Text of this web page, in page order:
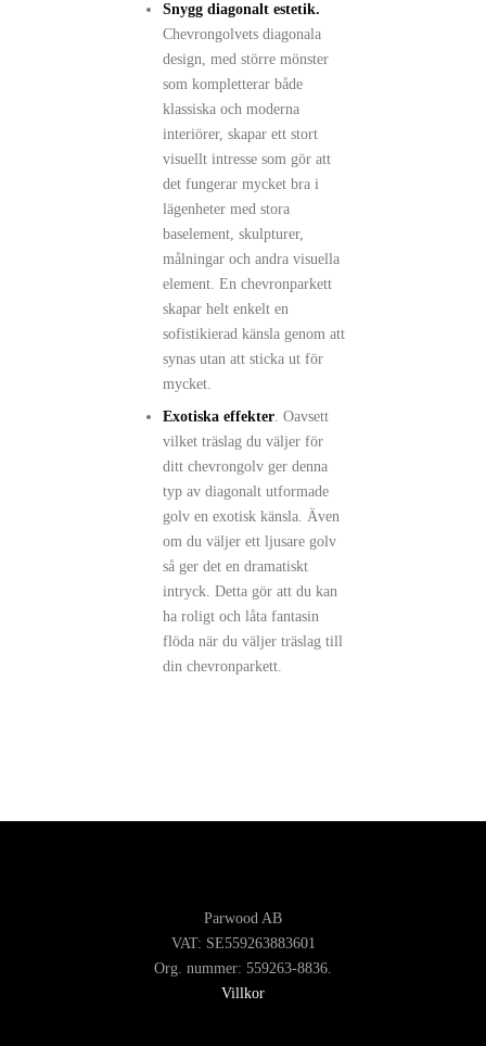
Snygg diagonalt estetik.
Chevrongolvets diagonala
design, med större mönster
som kompletterar både
klassiska och moderna
interiörer, skapar ett stort
visuellt intresse som gör att
det fungerar mycket bra i
lägenheter med stora
baselement, skulpturer,
målningar och andra visuella
element. En chevronparkett
skapar helt enkelt en
sofistikierad känsla genom att
synas utan att sticka ut för
mycket.
Exotiska effekter. Oavsett
vilket träslag du väljer för
ditt chevrongolv ger denna
typ av diagonalt utformade
golv en exotisk känsla. Även
om du väljer ett ljusare golv
så ger det en dramatiskt
intryck. Detta gör att du kan
ha roligt och låta fantasin
flöda när du väljer träslag till
din chevronparkett.
Parwood AB
VAT: SE559263883601
Org. nummer: 559263-8836.
Villkor